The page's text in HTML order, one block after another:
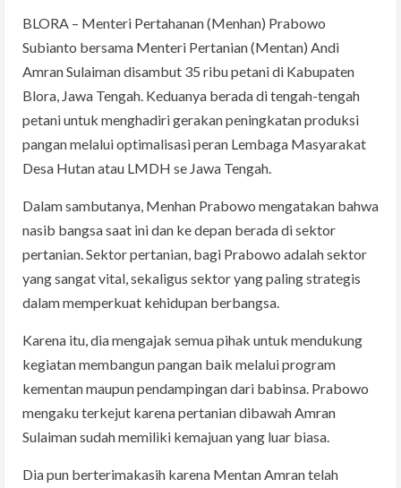
BLORA – Menteri Pertahanan (Menhan) Prabowo
Subianto bersama Menteri Pertanian (Mentan) Andi
Amran Sulaiman disambut 35 ribu petani di Kabupaten
Blora, Jawa Tengah. Keduanya berada di tengah-tengah
petani untuk menghadiri gerakan peningkatan produksi
pangan melalui optimalisasi peran Lembaga Masyarakat
Desa Hutan atau LMDH se Jawa Tengah.
Dalam sambutanya, Menhan Prabowo mengatakan bahwa
nasib bangsa saat ini dan ke depan berada di sektor
pertanian. Sektor pertanian, bagi Prabowo adalah sektor
yang sangat vital, sekaligus sektor yang paling strategis
dalam memperkuat kehidupan berbangsa.
Karena itu, dia mengajak semua pihak untuk mendukung
kegiatan membangun pangan baik melalui program
kementan maupun pendampingan dari babinsa. Prabowo
mengaku terkejut karena pertanian dibawah Amran
Sulaiman sudah memiliki kemajuan yang luar biasa.
Dia pun berterimakasih karena Mentan Amran telah